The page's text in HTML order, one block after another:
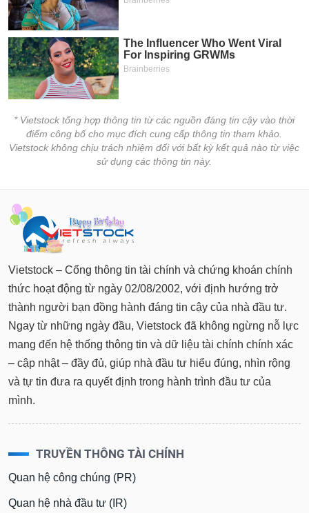
* Vietstock tổng hợp thông tin từ các nguồn đáng tin cậy vào thời
điểm công bố cho mục đích cung cấp thông tin tham khảo.
Vietstock không chịu trách nhiệm đối với bất kỳ kết quả nào từ việc
sử dụng các thông tin này.
Vietstock – Cổng thông tin tài chính và chứng khoán chính
thức hoạt động từ ngày 02/08/2002, với định hướng trở
thành người bạn đồng hành đáng tin cậy của nhà đầu tư.
Ngay từ những ngày đầu, Vietstock đã không ngừng nỗ lực
mang đến hệ thống thông tin và dữ liệu tài chính chính xác
– cập nhật – đầy đủ, giúp nhà đầu tư hiểu đúng, nhìn rộng
và tự tin đưa ra quyết định trong hành trình đầu tư của
mình.
TRUYỀN THÔNG TÀI CHÍNH
Quan hệ công chúng (PR)
Quan hệ nhà đầu tư (IR)